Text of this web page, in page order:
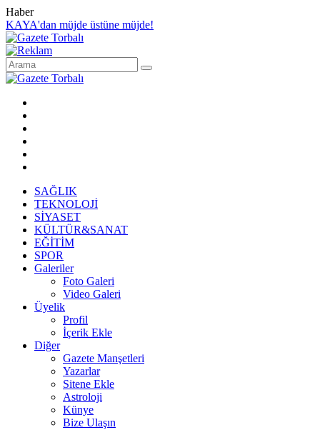
Haber
KAYA'dan müjde üstüne müjde!
SAĞLIK
TEKNOLOJİ
SİYASET
KÜLTÜR&SANAT
EĞİTİM
SPOR
Galeriler
Foto Galeri
Video Galeri
Üyelik
Profil
İçerik Ekle
Diğer
Gazete Manşetleri
Yazarlar
Sitene Ekle
Astroloji
Künye
Bize Ulaşın